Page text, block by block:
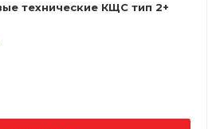
технические КЩС тип 2+